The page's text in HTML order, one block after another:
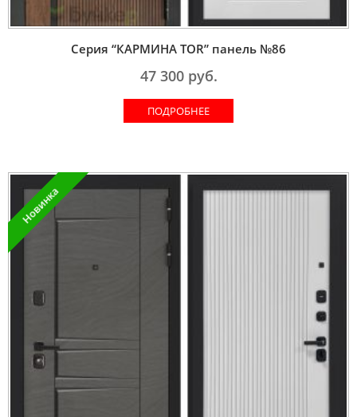
Серия “КАРМИНА TOR” панель №86
47 300руб.
ПОДРОБНЕЕ
Новинка